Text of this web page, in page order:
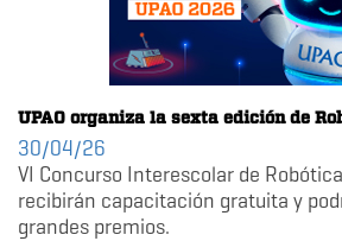
UPAO organiza la sexta edición de
30/04/26
VI Concurso Interescolar de
recibirán capacitación gratuita y
grandes premios.